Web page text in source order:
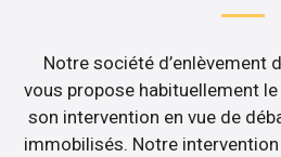
Notre société d’enlèvement
vous propose habituellement
son intervention en vue de
immobilisés. Notre